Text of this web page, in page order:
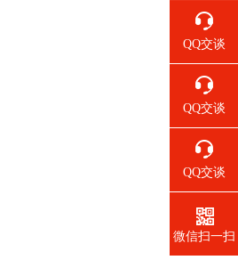
QQ交谈
QQ交谈
QQ交谈
微信扫一扫